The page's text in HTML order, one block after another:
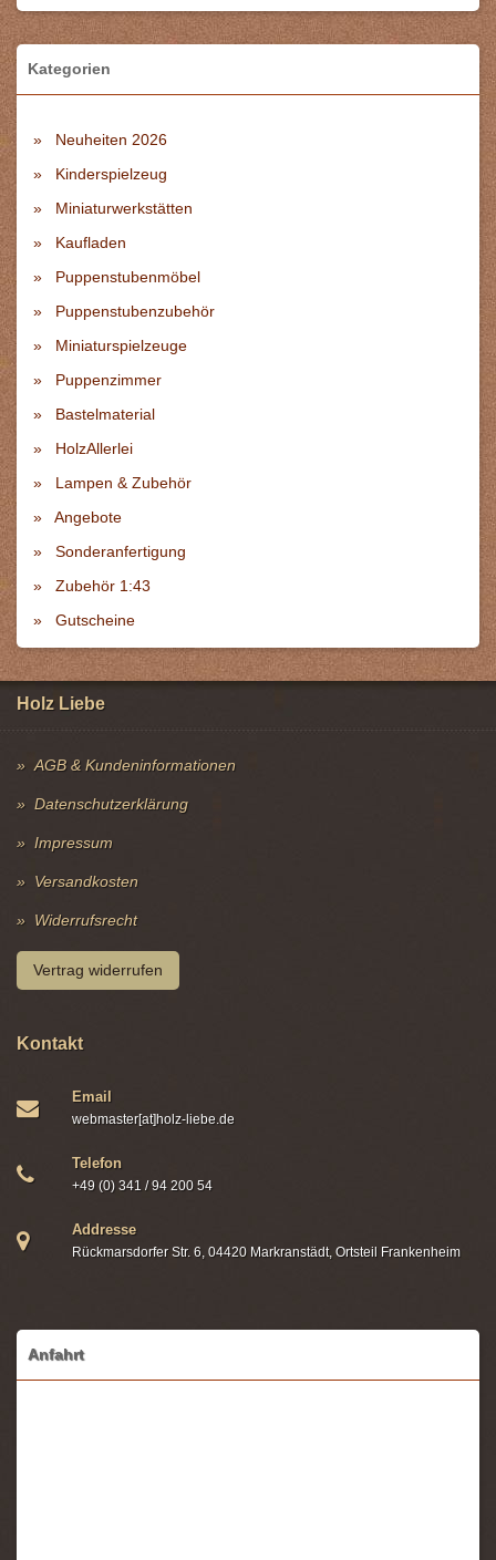
Kategorien
Neuheiten 2026
Kinderspielzeug
Miniaturwerkstätten
Kaufladen
Puppenstubenmöbel
Puppenstubenzubehör
Miniaturspielzeuge
Puppenzimmer
Bastelmaterial
HolzAllerlei
Lampen & Zubehör
Angebote
Sonderanfertigung
Zubehör 1:43
Gutscheine
Holz Liebe
AGB & Kundeninformationen
Datenschutzerklärung
Impressum
Versandkosten
Widerrufsrecht
Vertrag widerrufen
Kontakt
Email
webmaster[at]holz-liebe.de
Telefon
+49 (0) 341 / 94 200 54
Addresse
Rückmarsdorfer Str. 6, 04420 Markranstädt, Ortsteil Frankenheim
Anfahrt